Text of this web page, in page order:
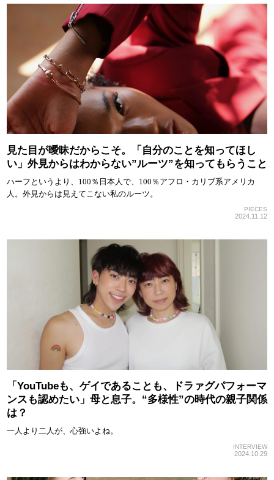
見た目が曖昧だからこそ。「自分のことを知ってほし
い」外見からはわからない”ルーツ”を知ってもらうこと
ハーフというより、100％日本人で、100％アフロ・カリブ系アメリカ
人。外見からは見えてこない私のルーツ。
PIECES
2024.11.12
「YouTubeも、ゲイであることも、ドラァグパフォーマ
ンスも認めたい」母と息子。“多様性”の時代の親子関係
は？
一人より二人が、心強いよね。
INTERVIEW
2024.10.29